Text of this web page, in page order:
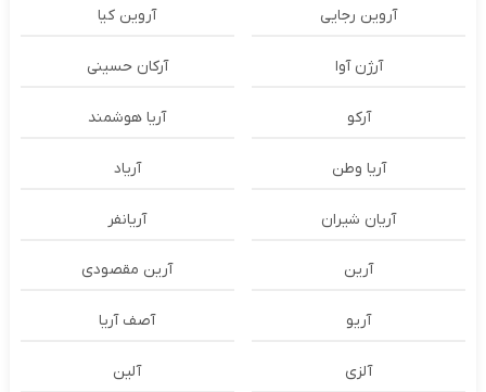
آروین رجایی آروین کیا
آرژن آوا آرکان حسینی
آرکو آریا هوشمند
آریا وطن آریاد
آریان شیران آریانفر
آرین آرین مقصودی
آریو آصف آریا
آلزی آلین